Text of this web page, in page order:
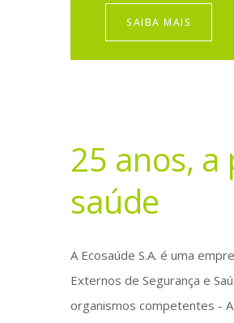
SAIBA MAIS
25 anos, a
saúde
A Ecosaúde S.A. é uma
Externos de Segurança e
organismos competentes -